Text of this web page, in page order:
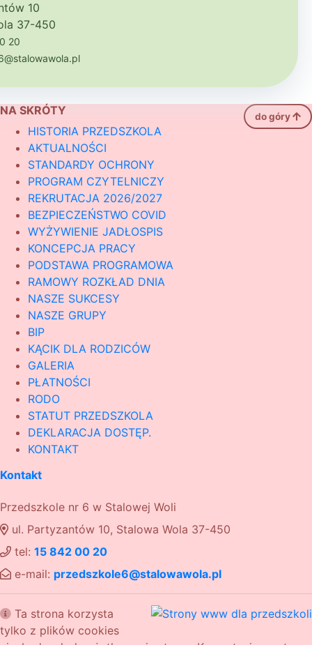
10
37-450
20
NA SKRÓTY do góry
HISTORIA PRZEDSZKOLA
AKTUALNOŚCI
STANDARDY OCHRONY
PROGRAM CZYTELNICZY
REKRUTACJA 2026/2027
BEZPIECZEŃSTWO COVID
WYŻYWIENIE JADŁOSPIS
KONCEPCJA PRACY
PODSTAWA PROGRAMOWA
RAMOWY ROZKŁAD DNIA
NASZE SUKCESY
NASZE GRUPY
BIP
KĄCIK DLA RODZICÓW
GALERIA
PŁATNOŚCI
RODO
STATUT PRZEDSZKOLA
DEKLARACJA DOSTĘP.
KONTAKT
Kontakt
Przedszkole nr 6 w Stalowej Woli
ul. Partyzantów 10, Stalowa Wola 37-450
tel: 15 842 00 20
e-mail: przedszkole6@stalowawola.pl
Ta strona korzysta
tylko z plików cookies